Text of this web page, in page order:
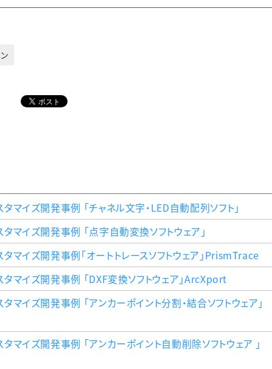
マイズ開発事例 「チャネル文字・LED自動配列ソフト」
マイズ開発事例 「点字自動変換ソフトウェア」
マイズ開発事例「オートトレースソフトウェア」PrismTrace
マイズ開発事例 「DXF変換ソフトウェア」ArcXport
マイズ開発事例 「アンカーポイント分割・結合ソフトウェア」
マイズ開発事例 「アンカーポイント自動削除ソフトウェア 」